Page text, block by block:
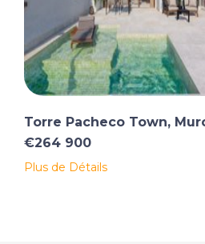
d'Espagne. Contactez-nous
planifier une visite ou
Torre Pacheco Town,
€264 900
Plus de Détails